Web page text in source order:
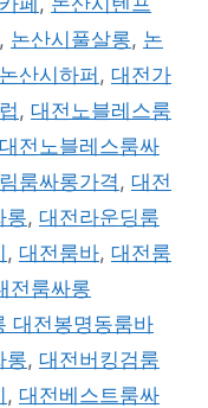
, 논산시풀살롱, 논
논산시하퍼 , 대전가
, 대전노블레스룸
대전노블레스룸싸
룸싸롱가격 , 대전
롱, 대전라운딩룸
, 대전룸바, 대전룸
전룸싸롱
대전봉명동룸바
롱, 대전버킹검룸
, 대전베스트룸싸